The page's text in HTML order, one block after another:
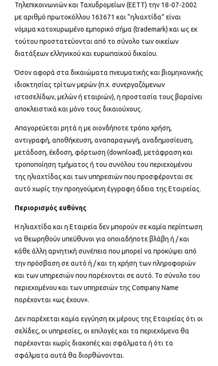
Τηλεπικοινωνιών και Ταχυδρομείων (ΕΕΤΤ) την 18-07-2002
με αριθμό πρωτοκόλλου 163671 και “ηλιαχτίδα” είναι
νόμιμα κατοχυρωμένο εμπορικό σήμα (trademark) και ως εκ
τούτου προστατεύονται από το σύνολο των οικείων
διατάξεων ελληνικού και ευρωπαϊκού δικαίου.
Όσον αφορά στα δικαιώματα πνευματικής και βιομηχανικής
ιδιοκτησίας τρίτων μερών (π.χ. συνεργαζόμενων
ιστοσελίδων, μελών ή εταιριών), η προστασία τους βαραίνει
αποκλειστικά και μόνο τους δικαιούχους.
Απαγορεύεται ρητά η με οιονδήποτε τρόπο χρήση,
αντιγραφή, αποθήκευση, αναπαραγωγή, αναδημοσίευση,
μετάδοση, έκδοση, φόρτωση (download), μετάφραση και
τροποποίηση τμήματος ή του συνόλου του περιεχομένου
της ηλιαχτίδας και των υπηρεσιών που προσφέρονται σε
αυτό χωρίς την προηγούμενη έγγραφη άδεια της Εταιρείας.
Περιορισμός ευθύνης
Η ηλιαχτίδα και η Εταιρεία δεν μπορούν σε καμία περίπτωση
να θεωρηθούν υπεύθυνοι για οποιαδήποτε βλάβη ή / και
κάθε άλλη αρνητική συνέπεια που μπορεί να προκύψει από
την πρόσβαση σε αυτό ή / και τη χρήση των πληροφοριών
και των υπηρεσιών που παρέχονται σε αυτό. Το σύνολο του
περιεχομένου και των υπηρεσιών της Company Name
παρέχονται «ως έχουν».
Δεν παρέχεται καμία εγγύηση εκ μέρους της Εταιρείας ότι οι
σελίδες, οι υπηρεσίες, οι επιλογές και τα περιεχόμενα θα
παρέχονται χωρίς διακοπές και σφάλματα ή ότι τα
σφάλματα αυτά θα διορθώνονται.